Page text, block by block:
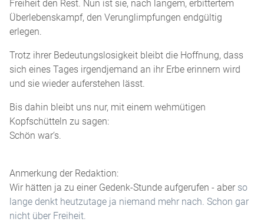
Freiheit den Rest. Nun ist sie, nach langem, erbittertem
Überlebenskampf, den Verunglimpfungen endgültig
erlegen.
Trotz ihrer Bedeutungslosigkeit bleibt die Hoffnung, dass
sich eines Tages irgendjemand an ihr Erbe erinnern wird
und sie wieder auferstehen lässt.
Bis dahin bleibt uns nur, mit einem wehmütigen
Kopfschütteln zu sagen:
Schön war‘s.
Anmerkung der Redaktion:
Wir hätten ja zu einer Gedenk-Stunde aufgerufen - aber so
lange denkt heutzutage ja niemand mehr nach. Schon gar
nicht über Freiheit.